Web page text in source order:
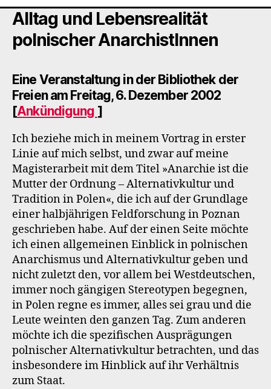
Alltag und Lebensrealität
polnischer AnarchistInnen
Eine Veranstaltung in der Bibliothek der
Freien am Freitag, 6. Dezember 2002
[Ankündigung ]
Ich beziehe mich in meinem Vortrag in erster
Linie auf mich selbst, und zwar auf meine
Magisterarbeit mit dem Titel »Anarchie ist die
Mutter der Ordnung – Alternativkultur und
Tradition in Polen«, die ich auf der Grundlage
einer halbjährigen Feldforschung in Poznan
geschrieben habe. Auf der einen Seite möchte
ich einen allgemeinen Einblick in polnischen
Anarchismus und Alternativkultur geben und
nicht zuletzt den, vor allem bei Westdeutschen,
immer noch gängigen Stereotypen begegnen,
in Polen regne es immer, alles sei grau und die
Leute weinten den ganzen Tag. Zum anderen
möchte ich die spezifischen Ausprägungen
polnischer Alternativkultur betrachten, und das
insbesondere im Hinblick auf ihr Verhältnis
zum Staat.